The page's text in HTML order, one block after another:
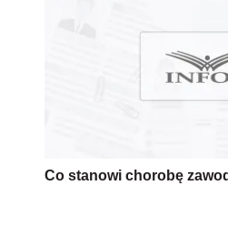
Co stanowi chorobę